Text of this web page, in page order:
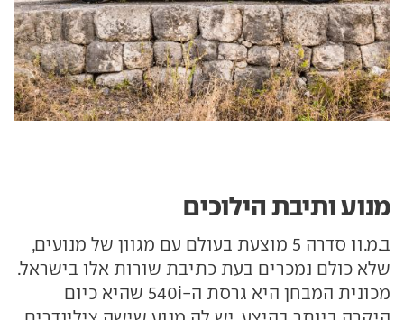
מנוע ותיבת הילוכים
ב.מ.וו סדרה 5 מוצעת בעולם עם מגוון של מנועים,
שלא כולם נמכרים בעת כתיבת שורות אלו בישראל.
מכונית המבחן היא גרסת ה-540i שהיא כיום